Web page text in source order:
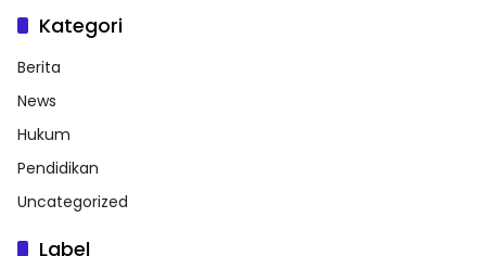
Kategori
Berita
News
Hukum
Pendidikan
Uncategorized
Label